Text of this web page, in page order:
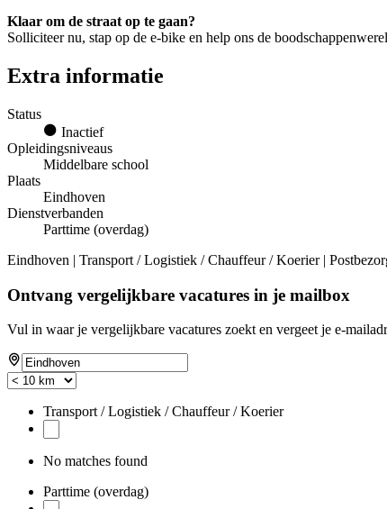
Klaar om de straat op te gaan?
Solliciteer nu, stap op de e-bike en help ons de
Extra informatie
Status
Inactief
Opleidingsniveaus
Middelbare school
Plaats
Eindhoven
Dienstverbanden
Parttime (overdag)
Eindhoven | Transport / Logistiek / Chauffeur / Koerier |
Ontvang vergelijkbare vacatures in je mailbox
Vul in waar je vergelijkbare vacatures zoekt en vergeet je e-
Transport / Logistiek / Chauffeur / Koerier
No matches found
Parttime (overdag)